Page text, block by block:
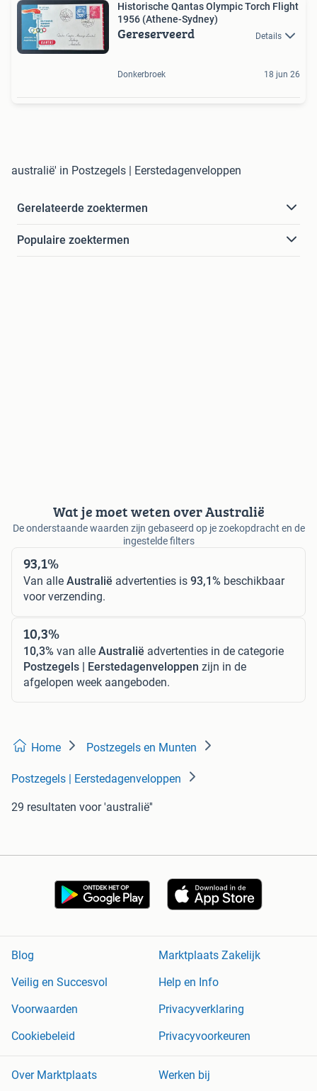
Historische Qantas Olympic Torch Flight
1956 (Athene-Sydney)
Gereserveerd Details
Donkerbroek 18 jun 26
australië' in Postzegels | Eerstedagenveloppen
Gerelateerde zoektermen
Populaire zoektermen
Wat je moet weten over Australië
De onderstaande waarden zijn gebaseerd op je zoekopdracht en de
ingestelde filters
93,1%
Van alle Australië advertenties is 93,1% beschikbaar
voor verzending.
10,3%
10,3% van alle Australië advertenties in de categorie
Postzegels | Eerstedagenveloppen zijn in de
afgelopen week aangeboden.
Home Postzegels en Munten
Postzegels | Eerstedagenveloppen
29 resultaten voor 'australië''
Blog
Marktplaats Zakelijk
Veilig en Succesvol
Help en Info
Voorwaarden
Privacyverklaring
Cookiebeleid
Privacyvoorkeuren
Over Marktplaats Werken bij